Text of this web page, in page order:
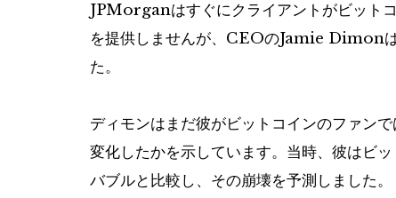
JPMorganはすぐにクライアントがビット
を提供しませんが、CEOのJamie Dimon
た。
ディモンはまだ彼がビットコインのファン
変化したかを示しています。当時、彼はビ
バブルと比較し、その崩壊を予測しました。